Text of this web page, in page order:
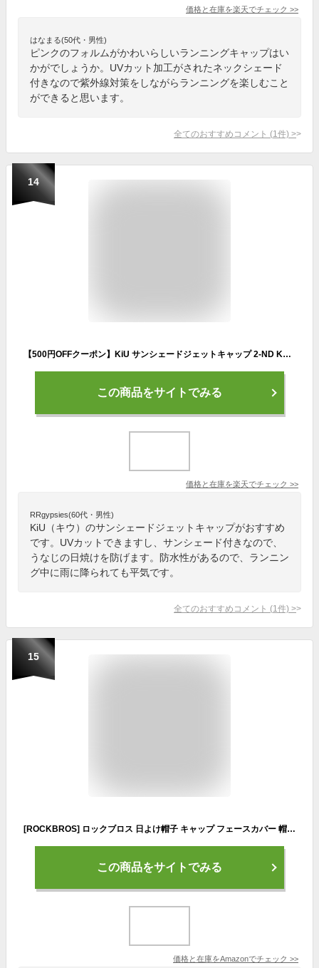
価格と在庫を楽天でチェック >>
はなまる(50代・男性)
ピンクのフォルムがかわいらしいランニングキャップはい
かがでしょうか。UVカット加工がされたネックシェード
付きなので紫外線対策をしながらランニングを楽しむこと
ができると思います。
全てのおすすめコメント (1 件) >
14
【500円OFFクーポン】KiU サンシェードジェットキャップ 2-ND K429（キウ sunshade jet capキャップ セカンド UV サンシェード 帽子 SUNSHADE JET レディース メンズ ユニセックス 防水 撥水 おしゃれ かわいい 軽量 旅行 スポーツ アウトドア）【メール便送料無料】
この商品をサイトでみる
価格と在庫を楽天でチェック >>
RRgypsies(60代・男性)
KiU（キウ）のサンシェードジェットキャップがおすすめ
です。UVカットできますし、サンシェード付きなので、
うなじの日焼けを防げます。防水性があるので、ランニン
グ中に雨に降られても平気です。
全てのおすすめコメント (1 件) >
15
[ROCKBROS] ロックブロス 日よけ帽子 キャップ フェースカバー 帽子 フィッシング・農作業・キャンプ・アウトドア 紫外線対策 UVカット 4WAY 撥水 メッシュ素材 通気性 折りたたみ あご紐付き 男女兼用 コンパクト メンズ レディース (ベージュ)
この商品をサイトでみる
価格と在庫をAmazonでチェック >>